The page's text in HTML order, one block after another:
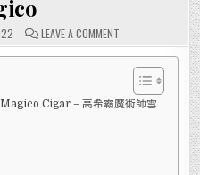
LEAVE A COMMENT
【古
巴
茄】-
COHIBA
MADURO
5
Cigar – 高希霸魔術師雪